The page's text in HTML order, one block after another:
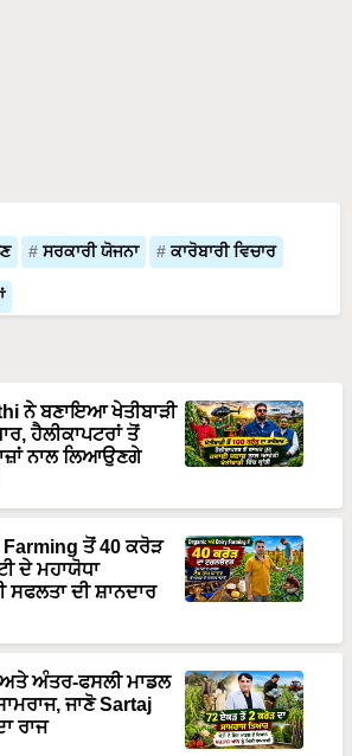
ਹੈਲੀਕਾਪਟਰਾਂ ਤੋਂ
ਨਾਲ ਲਿਆਉਣਗੇ
ਤੋਂ 40 ਕਰੋੜ
ਦੇ ਮਹਾਯੋਧਾ
ਸਫਲਤਾ ਦੀ ਸ਼ਾਨਦਾਰ
ਅੰਤਰ-ਫਸਲੀ ਮਾਡਲ
ਜਾਣੋ Sartaj
ਰਾਜ